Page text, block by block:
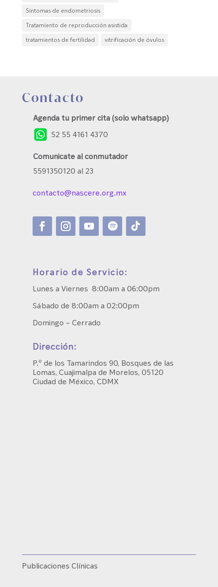
Síntomas de endometriosis
Tratamiento de reproducción asistida
tratamientos de fertilidad
vitrificación de óvulos
Contacto
Agenda tu primer cita (solo whatsapp)
52 55 4161 4370
Comunicate al conmutador
5591350120 al 23
contacto@nascere.org.mx
Horario de Servicio:
Lunes a Viernes 8:00am a 06:00pm
Sábado de 8:00am a 02:00pm
Domingo – Cerrado
Dirección:
P.º de los Tamarindos 90, Bosques de las
Lomas, Cuajimalpa de Morelos, 05120
Ciudad de México, CDMX
Publicaciones Clínicas